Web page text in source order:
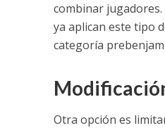
combinar
ya aplican este tipo
categoría
Otra opción es